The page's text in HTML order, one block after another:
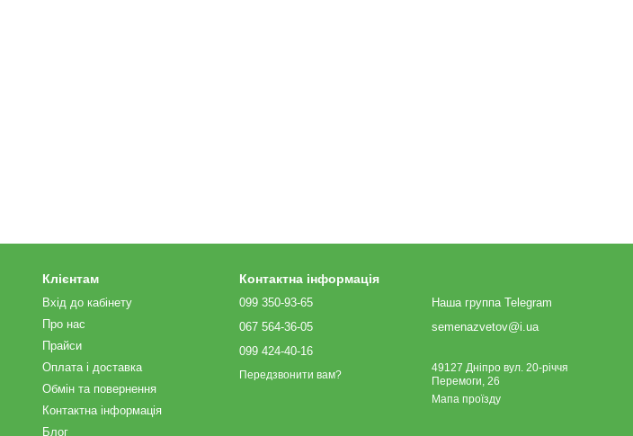
Клієнтам
Вхід до кабінету
Про нас
Прайси
Оплата і доставка
Обмін та повернення
Контактна інформація
Блог
Контактна інформація
099 350-93-65
067 564-36-05
099 424-40-16
Передзвонити вам?
Наша группа Telegram
semenazvetov@i.ua
49127 Дніпро вул. 20-річчя
Перемоги, 26
Мапа проїзду